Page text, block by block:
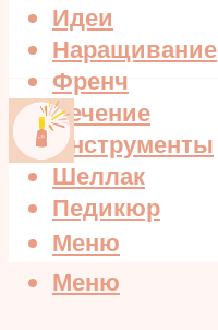
Идеи
Наращивание
Френч
Лечение
Инструменты
Шеллак
Педикюр
Меню
Меню